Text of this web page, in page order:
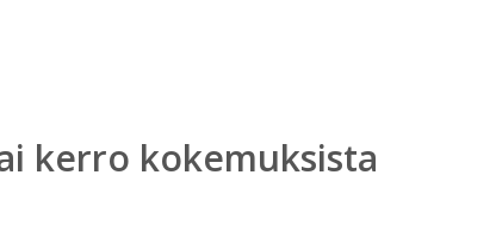
kerro kokemuksista